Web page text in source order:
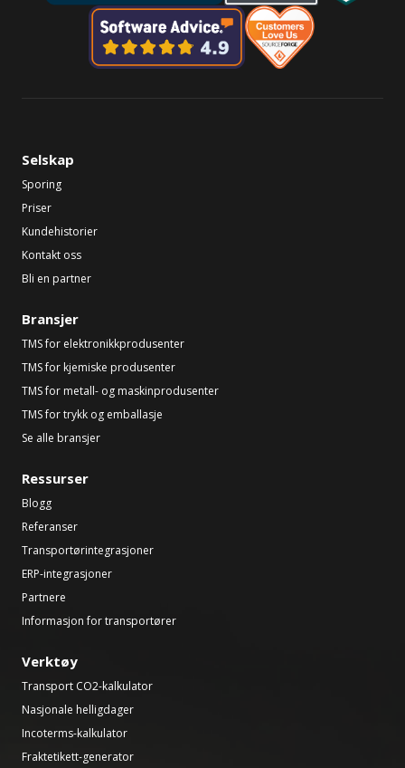
Selskap
Sporing
Priser
Kundehistorier
Kontakt oss
Bli en partner
Bransjer
TMS for elektronikkprodusenter
TMS for kjemiske produsenter
TMS for metall- og maskinprodusenter
TMS for trykk og emballasje
Se alle bransjer
Ressurser
Blogg
Referanser
Transportørintegrasjoner
ERP-integrasjoner
Partnere
Informasjon for transportører
Verktøy
Transport CO2-kalkulator
Nasjonale helligdager
Incoterms-kalkulator
Fraktetikett-generator